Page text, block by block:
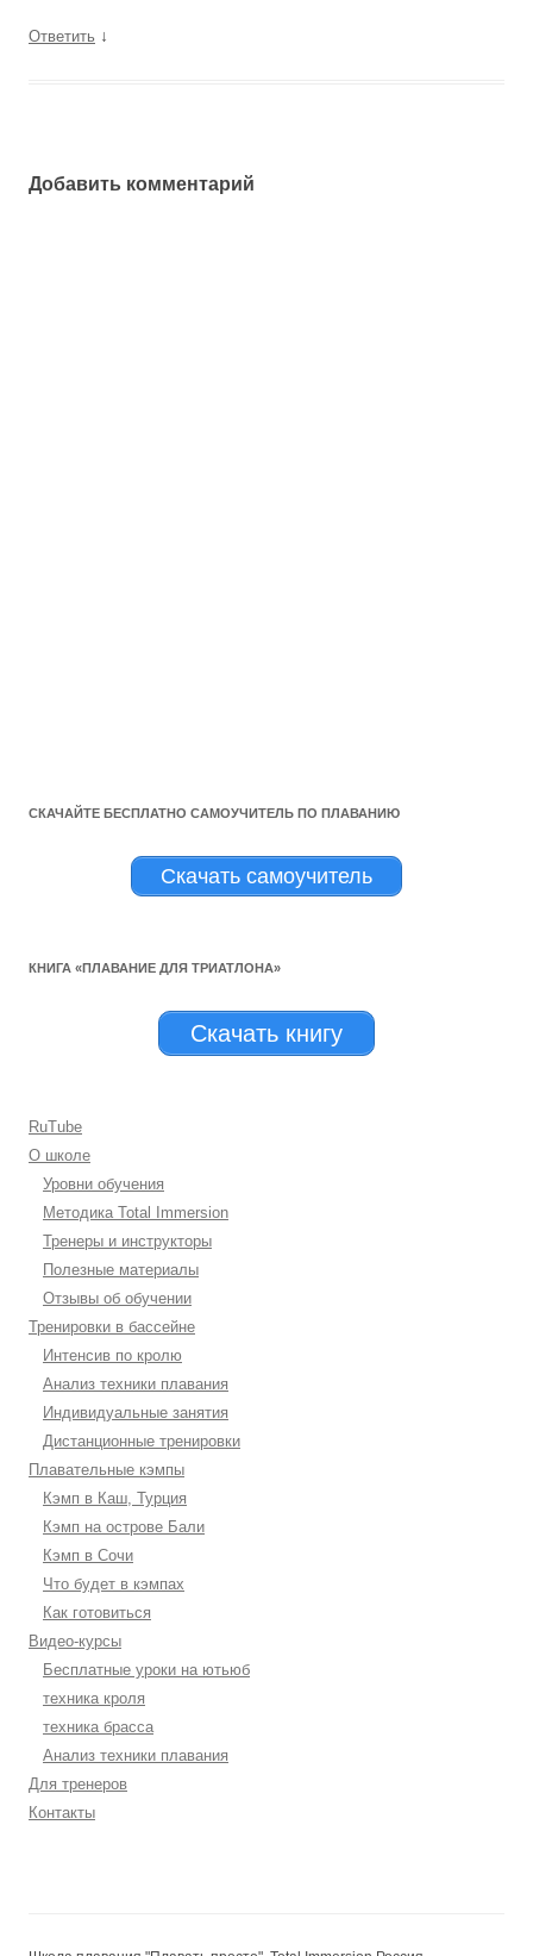
Ответить ↓
Добавить комментарий
СКАЧАЙТЕ БЕСПЛАТНО САМОУЧИТЕЛЬ ПО ПЛАВАНИЮ
Скачать самоучитель
КНИГА «ПЛАВАНИЕ ДЛЯ ТРИАТЛОНА»
Скачать книгу
RuTube
О школе
Уровни обучения
Методика Total Immersion
Тренеры и инструкторы
Полезные материалы
Отзывы об обучении
Тренировки в бассейне
Интенсив по кролю
Анализ техники плавания
Индивидуальные занятия
Дистанционные тренировки
Плавательные кэмпы
Кэмп в Каш, Турция
Кэмп на острове Бали
Кэмп в Сочи
Что будет в кэмпах
Как готовиться
Видео-курсы
Бесплатные уроки на ютьюб
техника кроля
техника брасса
Анализ техники плавания
Для тренеров
Контакты